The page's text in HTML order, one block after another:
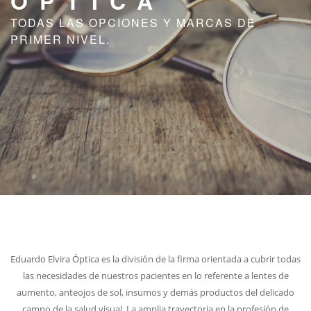
SUCURSALES
CONTACTO
TODAS LAS OPCIONES Y MARCAS DE
PRIMER NIVEL.
Eduardo Elvira Óptica es la división de la firma orientada a cubrir todas
las necesidades de nuestros pacientes en lo referente a lentes de
aumento, anteojos de sol, insumos y demás productos del delicado